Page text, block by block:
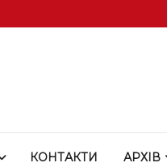
КОНТАКТИ АРХІВ